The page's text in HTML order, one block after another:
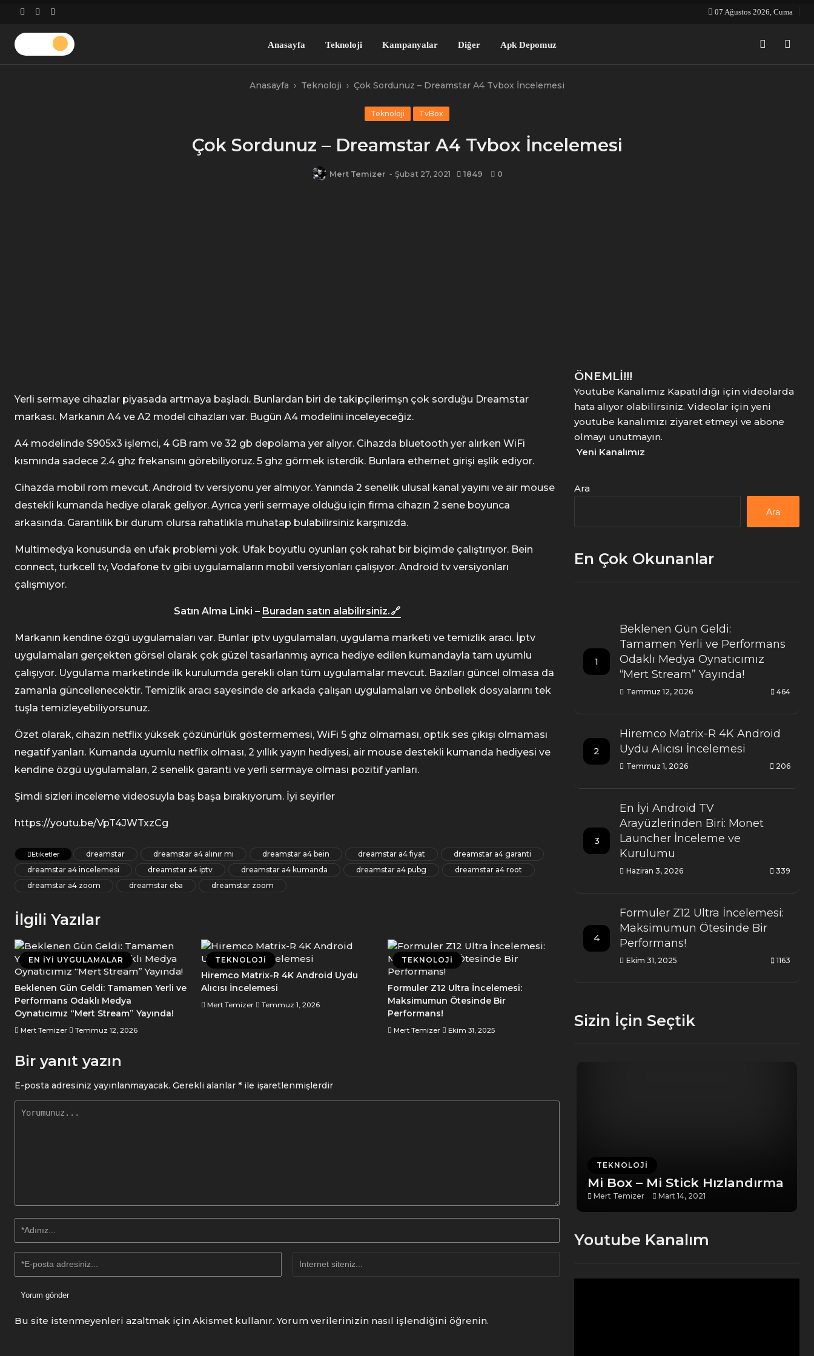
content
07 Ağustos 2026, Cuma
Anasayfa Teknoloji Kampanyalar Diğer Apk Depomuz
Anasayfa › Teknoloji › Çok Sordunuz – Dreamstar A4 Tvbox İncelemesi
Teknoloji TvBox
Çok Sordunuz – Dreamstar A4 Tvbox İncelemesi
Mert Temizer - Şubat 27, 2021 1849 0
Yerli sermaye cihazlar piyasada artmaya başladı. Bunlardan biri de takipçilerimşn çok sorduğu Dreamstar
markası. Markanın A4 ve A2 model cihazları var. Bugün A4 modelini inceleyeceğiz.
A4 modelinde S905x3 işlemci, 4 GB ram ve 32 gb depolama yer alıyor. Cihazda bluetooth yer alırken WiFi
kısmında sadece 2.4 ghz frekansını görebiliyoruz. 5 ghz görmek isterdik. Bunlara ethernet girişi eşlik ediyor.
Cihazda mobil rom mevcut. Android tv versiyonu yer almıyor. Yanında 2 senelik ulusal kanal yayını ve air mouse
destekli kumanda hediye olarak geliyor. Ayrıca yerli sermaye olduğu için firma cihazın 2 sene boyunca
arkasında. Garantilik bir durum olursa rahatlıkla muhatap bulabilirsiniz karşınızda.
Multimedya konusunda en ufak problemi yok. Ufak boyutlu oyunları çok rahat bir biçimde çalıştırıyor. Bein
connect, turkcell tv, Vodafone tv gibi uygulamaların mobil versiyonları çalışıyor. Android tv versiyonları
çalışmıyor.
Satın Alma Linki – Buradan satın alabilirsiniz.
Markanın kendine özgü uygulamaları var. Bunlar iptv uygulamaları, uygulama marketi ve temizlik aracı. İptv
uygulamaları gerçekten görsel olarak çok güzel tasarlanmış ayrıca hediye edilen kumandayla tam uyumlu
çalışıyor. Uygulama marketinde ilk kurulumda gerekli olan tüm uygulamalar mevcut. Bazıları güncel olmasa da
zamanla güncellenecektir. Temizlik aracı sayesinde de arkada çalışan uygulamaları ve önbellek dosyalarını tek
tuşla temizleyebiliyorsunuz.
Özet olarak, cihazın netflix yüksek çözünürlük göstermemesi, WiFi 5 ghz olmaması, optik ses çıkışı olmaması
negatif yanları. Kumanda uyumlu netflix olması, 2 yıllık yayın hediyesi, air mouse destekli kumanda hediyesi ve
kendine özgü uygulamaları, 2 senelik garanti ve yerli sermaye olması pozitif yanları.
Şimdi sizleri inceleme videosuyla baş başa bırakıyorum. İyi seyirler
https://youtu.be/VpT4JWTxzCg
Etiketler dreamstar dreamstar a4 alınır mı dreamstar a4 bein dreamstar a4 fiyat
dreamstar a4 garanti
dreamstar a4 incelemesi
dreamstar a4 iptv dreamstar a4 kumanda dreamstar a4 pubg
dreamstar a4 root
dreamstar a4 zoom
dreamstar eba dreamstar zoom
İlgili Yazılar
EN İYI UYGULAMALAR
Beklenen Gün Geldi: Tamamen Yerli ve
Performans Odaklı Medya
Oynatıcımız “Mert Stream” Yayında!
Mert Temizer Temmuz 12, 2026
TEKNOLOJI
Hiremco Matrix-R 4K Android Uydu
Alıcısı İncelemesi
Mert Temizer Temmuz 1, 2026
TEKNOLOJI
Formuler Z12 Ultra İncelemesi:
Maksimumun Ötesinde Bir
Performans!
Mert Temizer Ekim 31, 2025
Bir yanıt yazın
E-posta adresiniz yayınlanmayacak. Gerekli alanlar * ile işaretlenmişlerdir
Bu site istenmeyenleri azaltmak için Akismet kullanır.Yorum verilerinizin nasıl işlendiğini öğrenin.
ÖNEMLİ!!!
Youtube Kanalımız Kapatıldığı için videolarda
hata alıyor olabilirsiniz. Videolar için yeni
youtube kanalımızı ziyaret etmeyi ve abone
olmayı unutmayın.
Yeni Kanalımız
Ara
Ara
En Çok Okunanlar
1
Beklenen Gün Geldi:
Tamamen Yerli ve Performans
Odaklı Medya Oynatıcımız
“Mert Stream” Yayında!
Temmuz 12, 2026 464
2
Hiremco Matrix-R 4K Android
Uydu Alıcısı İncelemesi
Temmuz 1, 2026 206
3
En İyi Android TV
Arayüzlerinden Biri: Monet
Launcher İnceleme ve
Kurulumu
Haziran 3, 2026 339
4
Formuler Z12 Ultra İncelemesi:
Maksimumun Ötesinde Bir
Performans!
Ekim 31, 2025 1163
Sizin İçin Seçtik
TEKNOLOJI
Mi Box – Mi Stick Hızlandırma
Mert Temizer Mart 14, 2021
Youtube Kanalım